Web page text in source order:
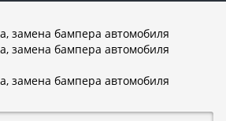
замена бампера автомобиля
замена бампера автомобиля
замена бампера автомобиля